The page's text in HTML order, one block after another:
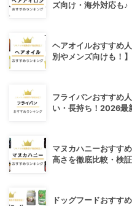
ズ向け・海外対応も♪
ヘアオイルおすすめ
別やメンズ向けも！】
フライパンおすすめ
い・長持ち！2026最
マヌカハニーおすす
高さを徹底比較・検証
ドッグフードおすす